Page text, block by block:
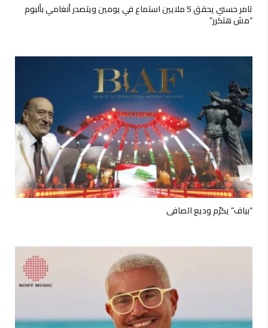
تامر حسني يحقق 5 ملايين استماع في يومين ويتصدر أنغامي بألبوم
“مش هتكرر”
“بياف” يكرّم وديع الصافي